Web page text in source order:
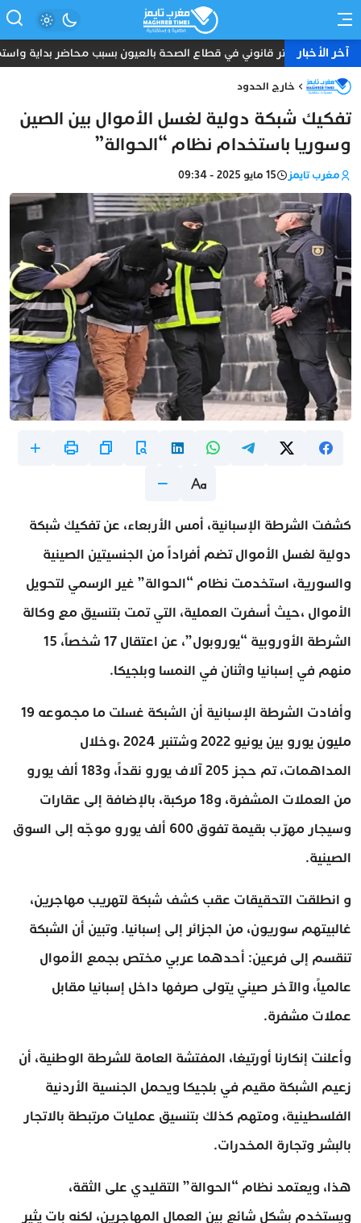
آخر الأخبارتوتر قانوني في قطاع الصحة بالعيون بسبب محاضر بداية
خارج الحدود
تفكيك شبكة دولية لغسل الأموال بين الصين
وسوريا باستخدام نظام “الحوالة”
مغرب تايمز 15 مايو 2025 - 09:34
كشفت الشرطة الإسبانية، أمس الأربعاء، عن تفكيك شبكة
دولية لغسل الأموال تضم أفراداً من الجنسيتين الصينية
والسورية، استخدمت نظام “الحوالة” غير الرسمي لتحويل
الأموال ،حيث أسفرت العملية، التي تمت بتنسيق مع وكالة
الشرطة الأوروبية “يوروبول”، عن اعتقال 17 شخصاً، 15
منهم في إسبانيا واثنان في النمسا وبلجيكا.
وأفادت الشرطة الإسبانية أن الشبكة غسلت ما مجموعه 19
مليون يورو بين يونيو 2022 وشتنبر 2024 ،وخلال
المداهمات، تم حجز 205 آلاف يورو نقداً، و183 ألف يورو
من العملات المشفرة، و18 مركبة، بالإضافة إلى عقارات
وسيجار مهرّب بقيمة تفوق 600 ألف يورو موجّه إلى السوق
الصينية.
و انطلقت التحقيقات عقب كشف شبكة لتهريب مهاجرين،
غالبيتهم سوريون، من الجزائر إلى إسبانيا. وتبين أن الشبكة
تنقسم إلى فرعين: أحدهما عربي مختص بجمع الأموال
عالمياً، والآخر صيني يتولى صرفها داخل إسبانيا مقابل
عملات مشفرة.
وأعلنت إنكارنا أورتيغا، المفتشة العامة للشرطة الوطنية، أن
زعيم الشبكة مقيم في بلجيكا ويحمل الجنسية الأردنية
الفلسطينية، ومتهم كذلك بتنسيق عمليات مرتبطة بالاتجار
بالبشر وتجارة المخدرات.
هذا، ويعتمد نظام “الحوالة” التقليدي على الثقة،
ويستخدم بشكل شائع بين العمال المهاجرين، لكنه بات يثير